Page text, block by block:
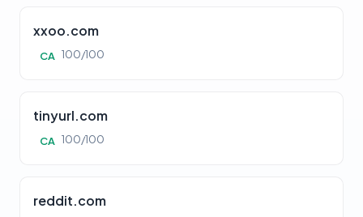
xxoo.com
CA 100/100
tinyurl.com
CA 100/100
reddit.com